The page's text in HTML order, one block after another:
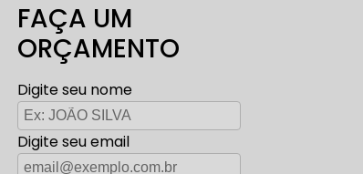
FAÇA UM
ORÇAMENTO
Digite seu nome
Digite seu email